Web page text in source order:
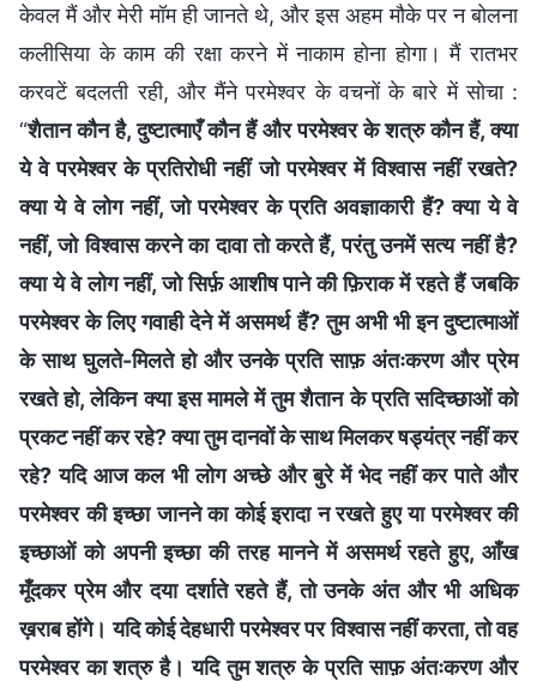
केवल मैं और मेरी मॉम ही जानते थे, और इस अहम मौके पर न बोलना
कलीसिया के काम की रक्षा करने में नाकाम होना होगा। मैं रातभर
करवटें बदलती रही, और मैंने परमेश्वर के वचनों के बारे में सोचा :
“शैतान कौन है, दुष्टात्माएँ कौन हैं और परमेश्वर के शत्रु कौन हैं, क्या
ये वे परमेश्वर के प्रतिरोधी नहीं जो परमेश्वर में विश्वास नहीं रखते?
क्या ये वे लोग नहीं, जो परमेश्वर के प्रति अवज्ञाकारी हैं? क्या ये वे
नहीं, जो विश्वास करने का दावा तो करते हैं, परंतु उनमें सत्य नहीं है?
क्या ये वे लोग नहीं, जो सिर्फ़ आशीष पाने की फ़िराक में रहते हैं जबकि
परमेश्वर के लिए गवाही देने में असमर्थ हैं? तुम अभी भी इन दुष्टात्माओं
के साथ घुलते-मिलते हो और उनके प्रति साफ़ अंतःकरण और प्रेम
रखते हो, लेकिन क्या इस मामले में तुम शैतान के प्रति सदिच्छाओं को
प्रकट नहीं कर रहे? क्या तुम दानवों के साथ मिलकर षड्यंत्र नहीं कर
रहे? यदि आज कल भी लोग अच्छे और बुरे में भेद नहीं कर पाते और
परमेश्वर की इच्छा जानने का कोई इरादा न रखते हुए या परमेश्वर की
इच्छाओं को अपनी इच्छा की तरह मानने में असमर्थ रहते हुए, आँख
मूँदकर प्रेम और दया दर्शाते रहते हैं, तो उनके अंत और भी अधिक
ख़राब होंगे। यदि कोई देहधारी परमेश्वर पर विश्वास नहीं करता, तो वह
परमेश्वर का शत्रु है। यदि तुम शत्रु के प्रति साफ़ अंतःकरण और